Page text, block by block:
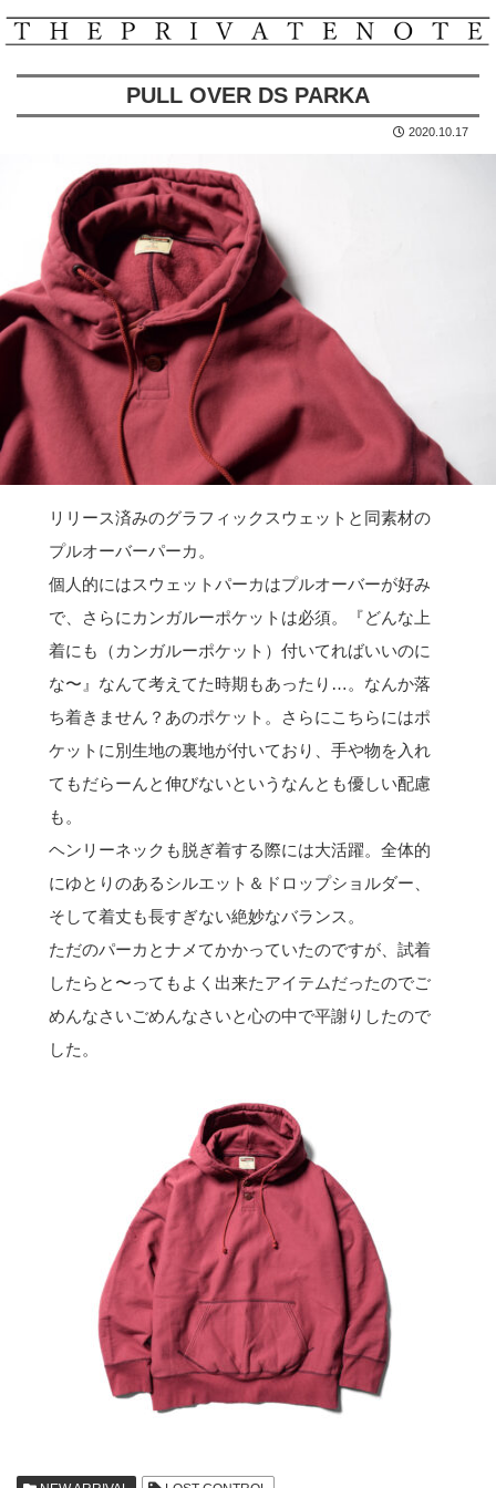
PULL OVER DS PARKA
2020.10.17
リリース済みのグラフィックスウェットと同素材の
プルオーバーパーカ。
個人的にはスウェットパーカはプルオーバーが好み
で、さらにカンガルーポケットは必須。『どんな上
着にも（カンガルーポケット）付いてればいいのに
な〜』なんて考えてた時期もあったり…。なんか落
ち着きません？あのポケット。さらにこちらにはポ
ケットに別生地の裏地が付いており、手や物を入れ
てもだらーんと伸びないというなんとも優しい配慮
も。
ヘンリーネックも脱ぎ着する際には大活躍。全体的
にゆとりのあるシルエット＆ドロップショルダー、
そして着丈も長すぎない絶妙なバランス。
ただのパーカとナメてかかっていたのですが、試着
したらと〜ってもよく出来たアイテムだったのでご
めんなさいごめんなさいと心の中で平謝りしたので
した。